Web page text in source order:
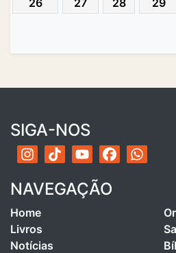
26
27 28 29
SIGA-NOS
NAVEGAÇÃO
Home
Livros
Notícias